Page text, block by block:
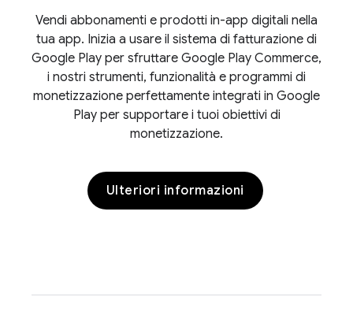
Vendi abbonamenti e prodotti in-app digitali nella
tua app. Inizia a usare il sistema di fatturazione di
Google Play per sfruttare Google Play Commerce,
i nostri strumenti, funzionalità e programmi di
monetizzazione perfettamente integrati in Google
Play per supportare i tuoi obiettivi di
monetizzazione.
Ulteriori informazioni